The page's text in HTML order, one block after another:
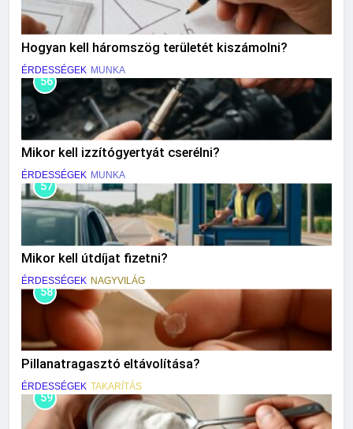
Hogyan kell háromszög területét kiszámolni?
ÉRDESSÉGEK MUNKA
56
Mikor kell izzítógyertyát cserélni?
ÉRDESSÉGEK MUNKA
57
Mikor kell útdíjat fizetni?
ÉRDESSÉGEK NAGYVILÁG
58
Pillanatragasztó eltávolítása?
ÉRDESSÉGEK TAKARÍTÁS
59